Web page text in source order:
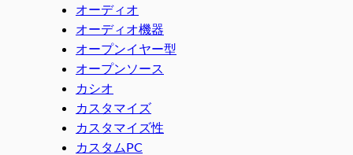
オーディオ
オーディオ機器
オープンイヤー型
オープンソース
カシオ
カスタマイズ
カスタマイズ性
カスタムPC